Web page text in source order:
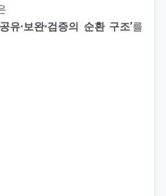
공유·보완·검증의 순환 구조’를